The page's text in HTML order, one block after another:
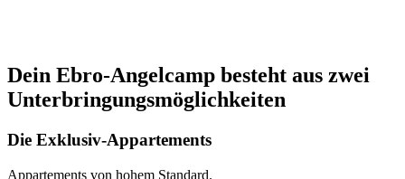
Dein Ebro-Angelcamp besteht aus zwei
Unterbringungsmöglichkeiten
Die Exklusiv-Appartements
Appartements von hohem Standard.